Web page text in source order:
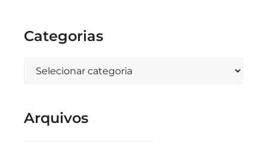
Categorias
Arquivos